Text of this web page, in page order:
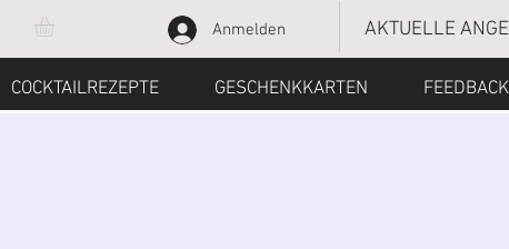
Anmelden AKTUELLE
COCKTAILREZEPTE GESCHENKKARTEN FEEDBACK